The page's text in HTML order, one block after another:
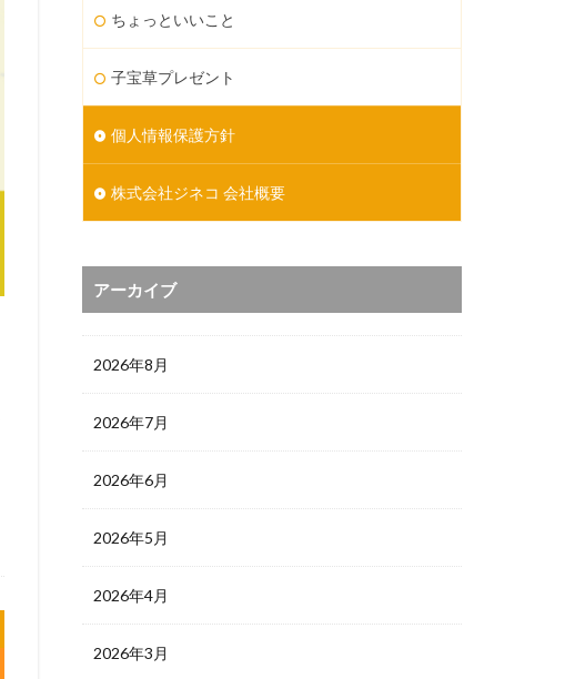
ちょっといいこと
子宝草プレゼント
個人情報保護方針
株式会社ジネコ 会社概要
アーカイブ
2026年8月
2026年7月
2026年6月
2026年5月
2026年4月
2026年3月